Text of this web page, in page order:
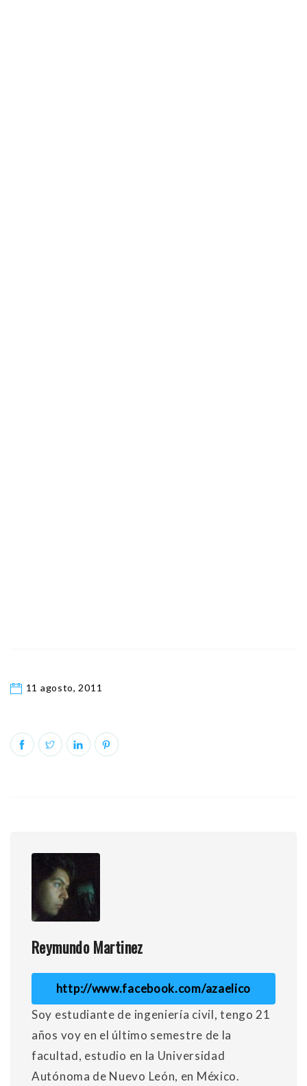
11 agosto, 2011
Reymundo Martinez
http://www.facebook.com/azaelico
Soy estudiante de ingeniería civil, tengo 21
años voy en el último semestre de la
facultad, estudio en la Universidad
Autónoma de Nuevo León, en México.